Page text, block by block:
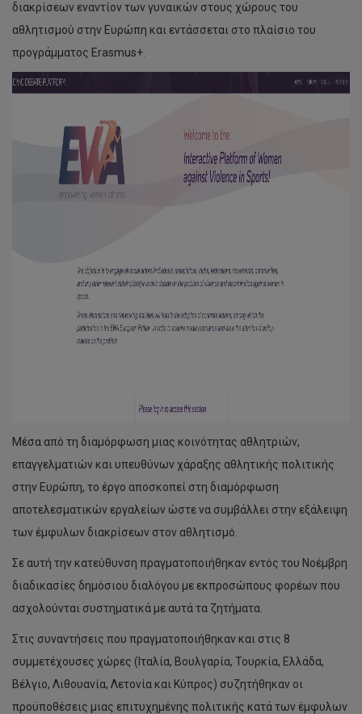
διακρίσεων εναντίον των γυναικών στους χώρους του
αθλητισμού στην Ευρώπη και εντάσσεται στο πλαίσιο του
προγράμματος Erasmus+.
Μέσα από τη διαμόρφωση μιας κοινότητας αθλητριών,
επαγγελματιών και υπευθύνων χάραξης αθλητικής πολιτικής
στην Ευρώπη, το έργο αποσκοπεί στη διαμόρφωση
αποτελεσματικών εργαλείων ώστε να συμβάλλει στην εξάλειψη
των έμφυλων διακρίσεων στον αθλητισμό.
Σε αυτή την κατεύθυνση πραγματοποιήθηκαν εντός του Νοέμβρη
διαδικασίες δημόσιου διαλόγου με εκπροσώπους φορέων που
ασχολούνται συστηματικά με αυτά τα ζητήματα.
Στις συναντήσεις που πραγματοποιήθηκαν και στις 8
συμμετέχουσες χώρες (Ιταλία, Βουλγαρία, Τουρκία, Ελλάδα,
Βέλγιο, Λιθουανία, Λετονία και Κύπρος) συζητήθηκαν οι
προϋποθέσεις μιας επιτυχημένης πολιτικής κατά των έμφυλων